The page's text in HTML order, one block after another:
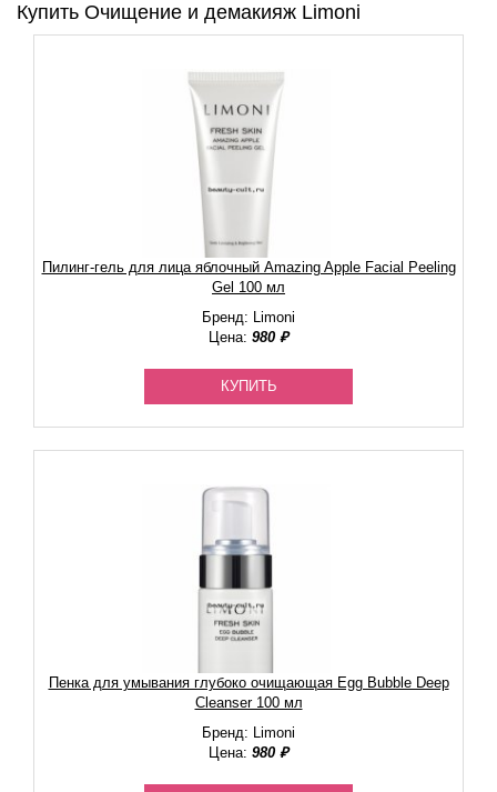
Купить Очищение и демакияж Limoni
Пилинг-гель для лица яблочный Amazing Apple Facial Peeling
Gel 100 мл
Бренд: Limoni
Цена: 980 ₽
КУПИТЬ
Пенка для умывания глубоко очищающая Egg Bubble Deep
Cleanser 100 мл
Бренд: Limoni
Цена: 980 ₽